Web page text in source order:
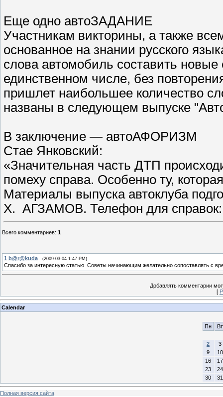
Еще одно автоЗАДАНИЕ
Участникам викторины, а также
основанное на знании русского
слова автомобиль составить
единственном числе, без
пришлет наибольшее количество
названы в следующем выпуске
В заключение — автоАФОРИЗМ
Стае Янковский:
«Значительная часть ДТП
помеху справа. Особенно ту,
Материалы выпуска автоклуба
X. АГЗАМОВ. Телефон для справок:
Всего комментариев: 1
1 b@r@kuda (2009-03-04 1:47 PM)
Спасибо за интересную статью. Советы начинающим желательно сопоставлять с
Добавлять комментарии
[
Calendar
Пн Вт
2
3
9
10
16
17
23
24
30
31
Полная версия сайта